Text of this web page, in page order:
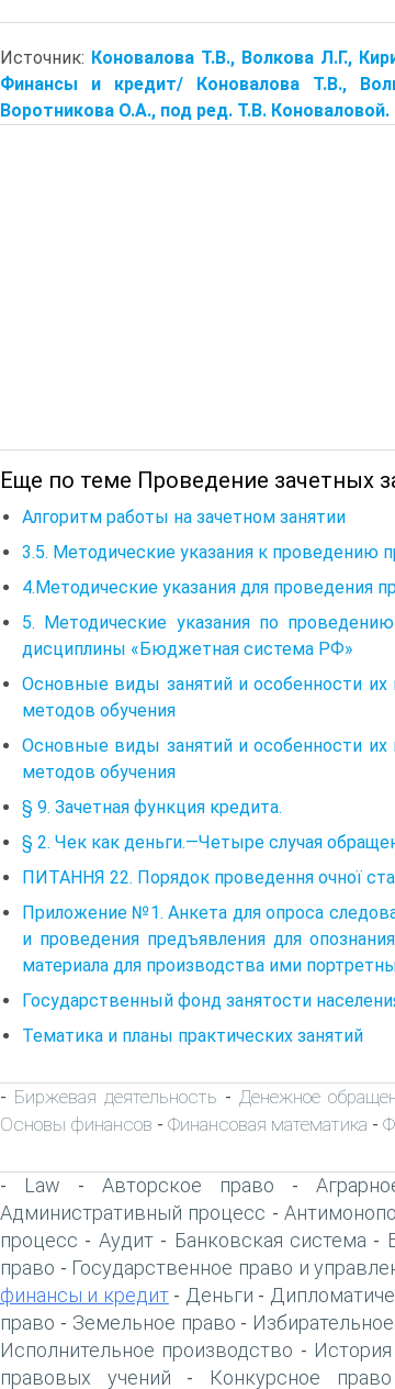
Источник: Коновалова Т.В., Волкова Л.Г.,
Финансы и кредит/ Коновалова Т.В.,
Воротникова О.А., под ред. Т.В.
Еще по теме Проведение зачетных
Алгоритм работы на зачетном занятии
3.5. Методические указания к проведению
4.Методические указания для проведения
5. Методические указания по
дисциплины «Бюджетная система РФ»
Основные виды занятий и особенности
методов обучения
Основные виды занятий и особенности
методов обучения
§ 9. Зачетная функция кредита.
§ 2. Чек как деньги.—Четыре случая
ПИТАННЯ 22. Порядок проведення очної
Приложение №1. Анкета для опроса
и проведения предъявления для
материала для производства ими
Государственный фонд занятости
Тематика и планы практических занятий
- Биржевая деятельность - Денежное
Основы финансов - Финансовая математика -
- Law -Авторское право -
Административный процесс -
процесс - Аудит- Банковская система -
право - Государственное право и
финансы и кредит- Деньги -
право - Земельное право -
Исполнительное производство - История
правовых учений - Конкурсное право